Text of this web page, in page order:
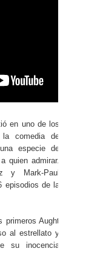
en uno de los
comedia de
especie de
quien admirar.
y Mark-Paul
episodios de la
primeros Aught
al estrellato y
su inocencia